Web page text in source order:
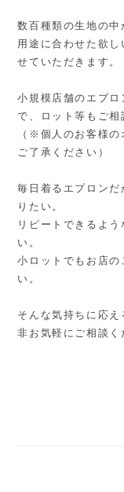
数百種類の生地の中
用途に合わせた欲し
せていただきます。
小規模店舗のエプ
で、ロット等もご相
（※個人のお客様
ご了承ください）
毎日着るエプロン
りたい。
リピートできるよ
い。
小ロットでもお店
い。
そんな気持ちに応
非お気軽にご相談く